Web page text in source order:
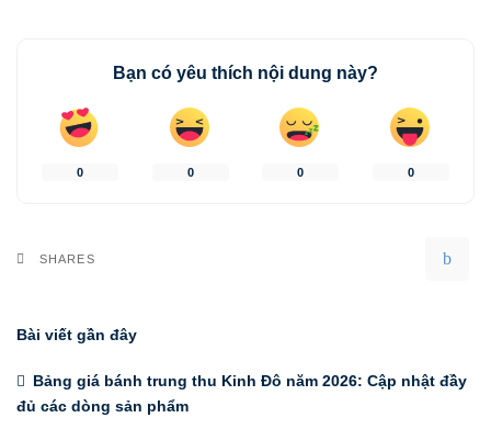
Bạn có yêu thích nội dung này?
0 0 0 0
SHARES
Bài viết gần đây
Bảng giá bánh trung thu Kinh Đô năm 2026: Cập nhật đầy
đủ các dòng sản phẩm